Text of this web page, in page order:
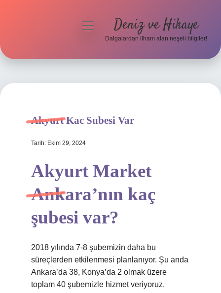
Hakkımızda
menüyü
Deniz ve Hikaye
Dalgalardan ilham alan neşeli bilgiler!
Akyurt Kac Subesi Var
Tarih: Ekim 29, 2024
Akyurt Market
Ankara’nın kaç
şubesi var?
2018 yılında 7-8 şubemizin daha bu
süreçlerden etkilenmesi planlanıyor. Şu anda
Ankara’da 38, Konya’da 2 olmak üzere
toplam 40 şubemizle hizmet veriyoruz.